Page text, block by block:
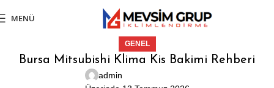
MENÜ
GENEL
Bursa Mitsubishi Klima Kis Bakimi Rehberi
admin